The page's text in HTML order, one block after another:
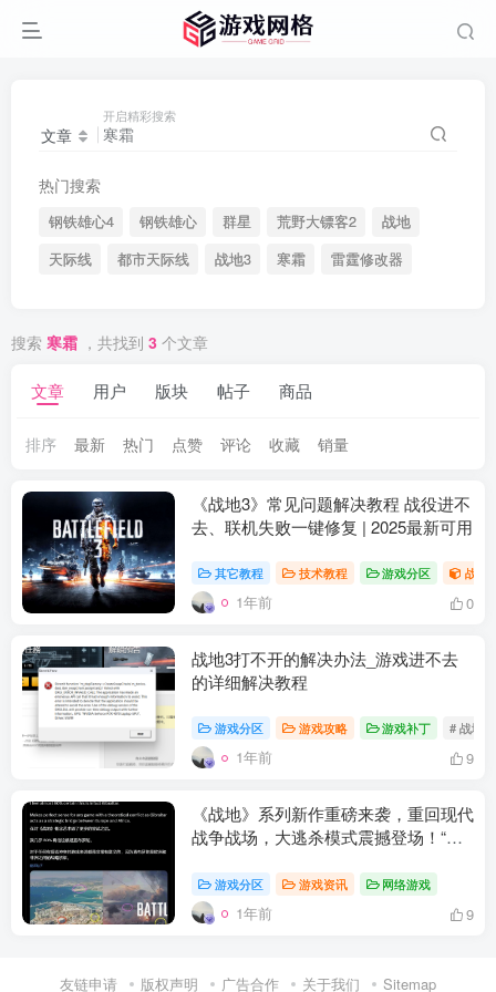
源杂烩
热度
关注
网络游戏
关注
问题求助
864热度
关注
手机游戏
545热度
关注
文章
开启精彩搜索
热门搜索
钢铁雄心4 钢铁雄心 群星 荒野大镖客2
战地
天际线
都市天际线 战地3 寒霜 雷霆修改器
搜索 寒霜 ，共找到 3 个文章
文章 用户 版块 帖子 商品
排序 最新 热门 点赞 评论 收藏 销量
《战地3》常见问题解决教程 战役进不
去、联机失败一键修复 | 2025最新可用
其它教程 技术教程 游戏分区 战地3
1年前 0
战地3打不开的解决办法_游戏进不去
的详细解决教程
游戏分区 游戏攻略 游戏补丁 # 战地
1年前 9
《战地》系列新作重磅来袭，重回现代
战争战场，大逃杀模式震撼登场！“战
游戏分区 游戏资讯 网络游戏
1年前 9
友链申请 版权声明 广告合作 关于我们 Sitemap